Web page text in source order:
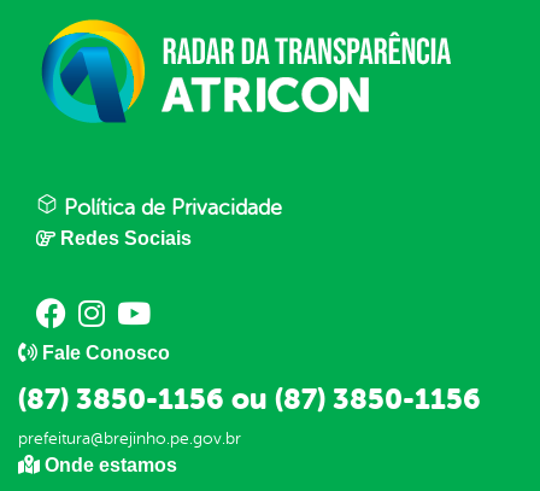
Política de Privacidade
Redes Sociais
Fale Conosco
(87) 3850-1156 ou (87) 3850-1156
prefeitura@brejinho.pe.gov.br
Onde estamos